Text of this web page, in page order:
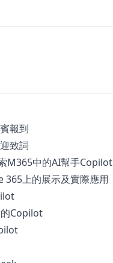
報到
致詞
M365中的AI幫手Copilot
上的展示及實際應用
Copilot